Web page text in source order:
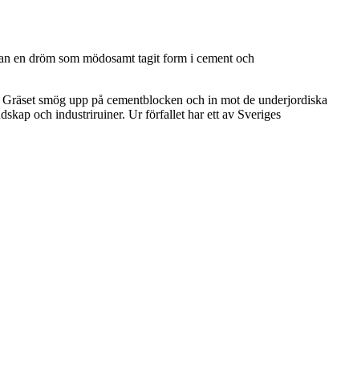
en dröm som mödosamt tagit form i cement och
smög upp på cementblocken och in mot de underjordiska
och industriruiner. Ur förfallet har ett av Sveriges